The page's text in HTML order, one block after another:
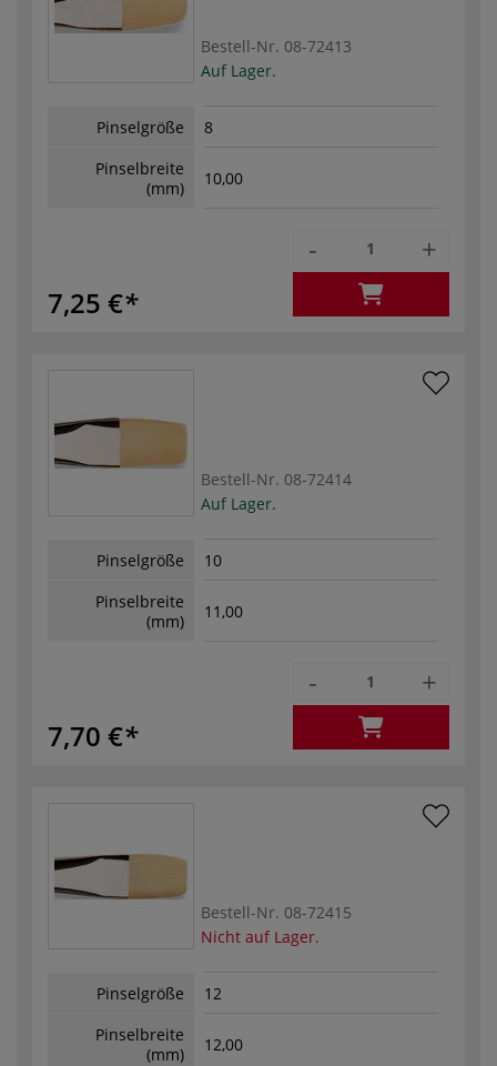
Bestell-Nr. 08-72413
Auf Lager.
Pinselgröße
8
Pinselbreite
(mm)
10,00
7,25 €
- +
Bestell-Nr. 08-72414
Auf Lager.
Pinselgröße
10
Pinselbreite
(mm)
11,00
7,70 €
- +
Bestell-Nr. 08-72415
Nicht auf Lager.
Pinselgröße
12
Pinselbreite
(mm)
12,00